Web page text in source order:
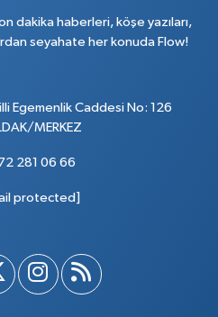
dakika haberleri, köşe yazıları,
seyahate her konuda Flow!
Egemenlik Caddesi No: 126
MERKEZ
281 06 66
protected]